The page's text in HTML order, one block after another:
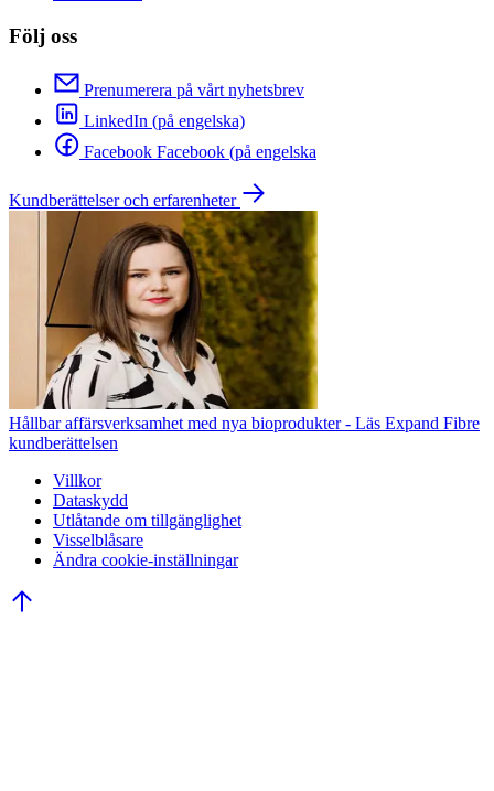
Följ oss
Prenumerera på vårt nyhetsbrev
LinkedIn (på engelska)
Facebook Facebook (på engelska
Kundberättelser och erfarenheter
Hållbar affärsverksamhet med nya bioprodukter - Läs Expand Fibre
kundberättelsen
Villkor
Dataskydd
Utlåtande om tillgänglighet
Visselblåsare
Ändra cookie-inställningar